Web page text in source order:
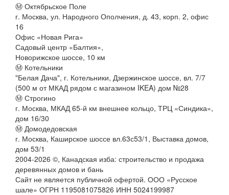
Ⓜ Октябрьское Поле
г. Москва, ул. Народного Ополчения, д. 43, корп. 2, офис
16
Офис «Новая Рига»
Садовый центр «Балтия»,
Новорижское шоссе, 10 км
Ⓜ Котельники
"Белая Дача", г. Котельники, Дзержинское шоссе, вл. 7/7
(500 м от МКАД рядом с магазином IKEA) дом №28
Ⓜ Строгино
г. Москва, МКАД 65-й км внешнее кольцо, ТРЦ «Синдика»,
дом 16/30
Ⓜ Домодедовская
г. Москва, Каширское шоссе вл.63с53/1, Выставка домов,
дом 53/1
2004-2026 ©, Канадская изба: строительство и продажа
деревянных домов и бань
Сайт не является публичной офертой. ООО «Русское
шале» ОГРН 1195081075826 ИНН 5024199987